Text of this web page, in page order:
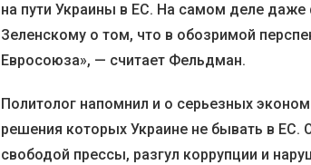
на пути Украины в ЕС. На самом деле
Зеленскому о том, что в обозримой
Евросоюза», — считает Фельдман.
Политолог напомнил и о серьезных
решения которых Украине не бывать в
свободой прессы, разгул коррупции и